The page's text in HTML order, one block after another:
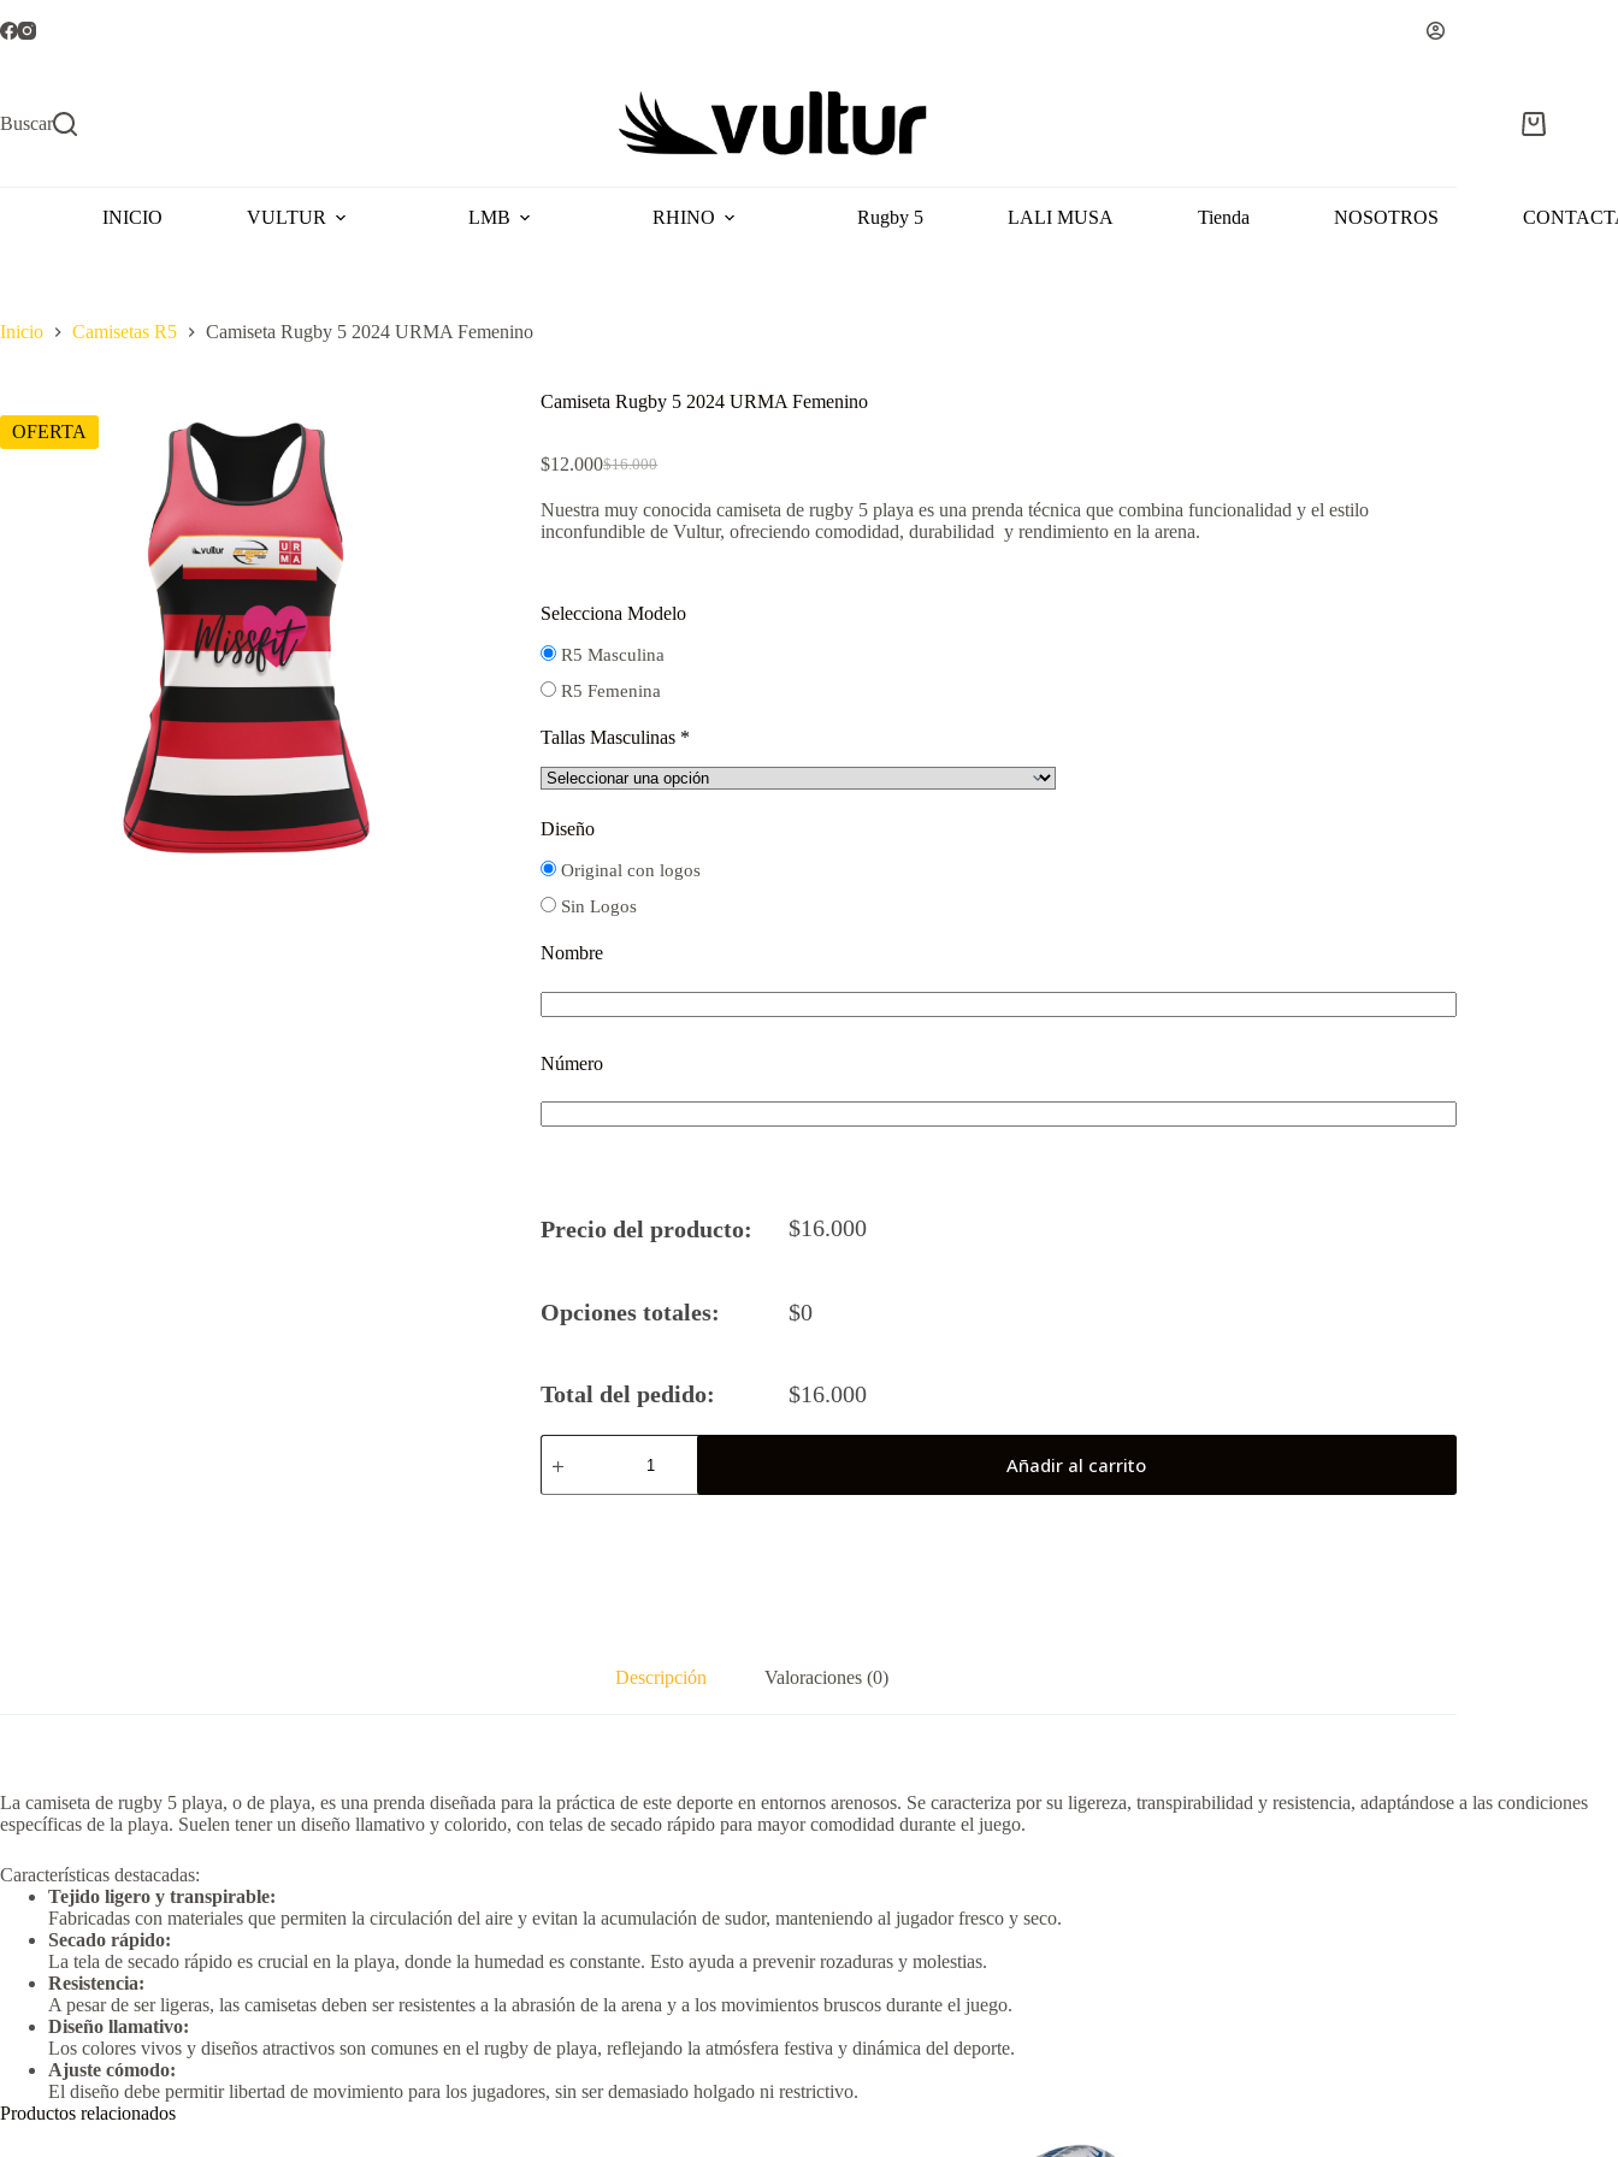
al
Buscar
Carro
INICIO VULTUR LMB RHINO Rugby 5 LALI MUSA Tienda NOSOTROS
Inicio Camisetas R5 Camiseta Rugby 5 2024 URMA Femenino
OFERTA
Camiseta Rugby 5 2024 URMA Femenino
$16.000
El
original
era:
$12.000El
actual
es:
Nuestra muy conocida camiseta de rugby 5 playa es una prenda técnica que combina funcionalidad y el estilo
inconfundible de Vultur, ofreciendo comodidad, durabilidad y rendimiento en la arena.
Selecciona Modelo
R5 Masculina
R5 Femenina
Tallas Masculinas *
Diseño
Original con logos
Sin Logos
Nombre
Número
Precio del producto: $16.000
Opciones totales: $0
Total del pedido: $16.000
Camiseta
Rugby
Añadir al carrito
Descripción Valoraciones (0)
La camiseta de rugby 5 playa, o de playa, es una prenda diseñada para la práctica de este deporte en entornos arenosos. Se caracteriza por su ligereza, transpirabilidad y resistencia, adaptándose a las condiciones
específicas de la playa. Suelen tener un diseño llamativo y colorido, con telas de secado rápido para mayor comodidad durante el juego.
Características destacadas:
Tejido ligero y transpirable:
Fabricadas con materiales que permiten la circulación del aire y evitan la acumulación de sudor, manteniendo al jugador fresco y seco.
Secado rápido:
La tela de secado rápido es crucial en la playa, donde la humedad es constante. Esto ayuda a prevenir rozaduras y molestias.
Resistencia:
A pesar de ser ligeras, las camisetas deben ser resistentes a la abrasión de la arena y a los movimientos bruscos durante el juego.
Diseño llamativo:
Los colores vivos y diseños atractivos son comunes en el rugby de playa, reflejando la atmósfera festiva y dinámica del deporte.
Ajuste cómodo:
El diseño debe permitir libertad de movimiento para los jugadores, sin ser demasiado holgado ni restrictivo.
Productos relacionados